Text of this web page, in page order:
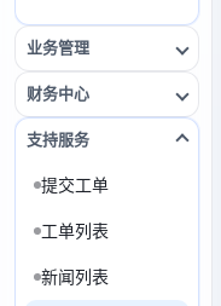
业务管理
财务中心
支持服务
提交工单
工单列表
新闻列表